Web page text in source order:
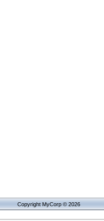
Copyright MyCorp © 2026